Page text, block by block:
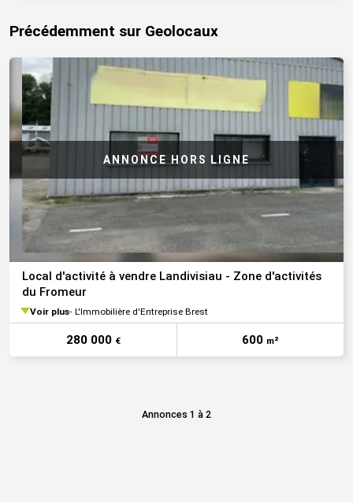
Précédemment sur Geolocaux
Local d'activité à vendre Landivisiau - Zone d'activités
du Fromeur
Voir plus L'Immobilière d'Entreprise Brest
280 000 € 600 m²
Annonces 1 à 2